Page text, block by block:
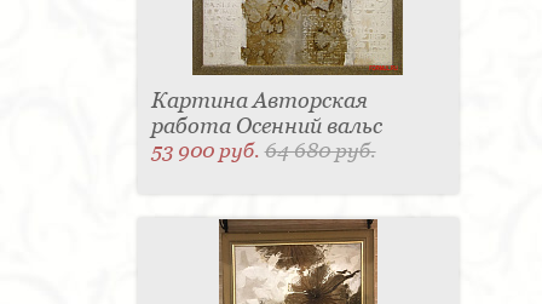
Картина Авторская
работа Осенний вальс
53 900 руб.64 680 руб.